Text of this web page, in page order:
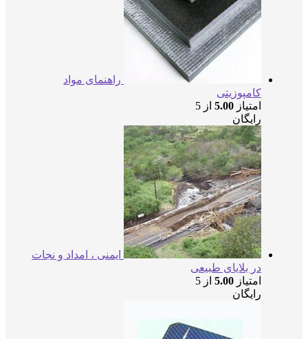
راهنمای مواد
کامپوزیتی
5.00از 5
ایمنی ، امداد و نجات
در بلایای طبیعی
5.00از 5